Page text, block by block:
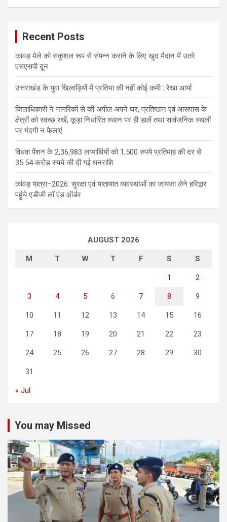
Recent Posts
कावड़ मेले को सकुशल रूप से संपन्न कराने के लिए खुद मैदान में उतरे
एसएसपी दून
उत्तराखंड के युवा खिलाड़ियों में प्रतिभा की नहीं कोई कमी : रेखा आर्या
जिलाधिकारी ने नागरिकों से की अपील अपने घर, प्रतिष्ठान एवं आसपास के
क्षेत्रों को स्वच्छ रखें, कूड़ा निर्धारित स्थान पर ही डालें तथा सार्वजनिक स्थलों
पर गंदगी न फैलाएं
विधवा पेंशन के 2,36,983 लाभार्थियों को 1,500 रुपये प्रतिमाह की दर से
35.54 करोड़ रुपये की दी गई धनराशि
कांवड़ यात्रा–2026: सुरक्षा एवं यातायात व्यवस्थाओं का जायजा लेने हरिद्वार
पहुंचे एडीजी लॉ एंड ऑर्डर
AUGUST 2026
M T W T F S S
1 2
3 4 5 6 7 8 9
10 11 12 13 14 15 16
17 18 19 20 21 22 23
24 25 26 27 28 29 30
31
« Jul
You may Missed